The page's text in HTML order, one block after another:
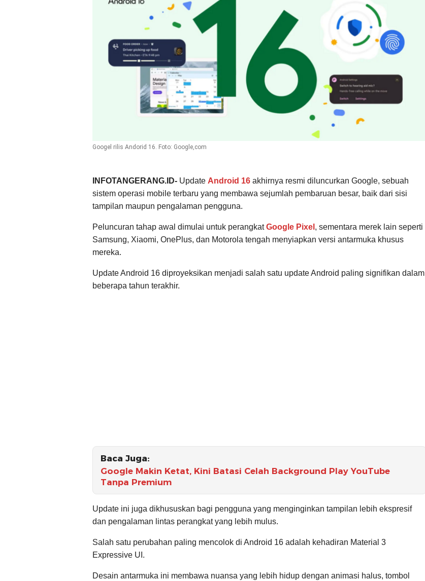
Googel rilis Andorid 16. Foto: Google,com
INFOTANGERANG.ID- Update Android 16 akhirnya resmi diluncurkan Google, sebuah
sistem operasi mobile terbaru yang membawa sejumlah pembaruan besar, baik dari sisi
tampilan maupun pengalaman pengguna.
Peluncuran tahap awal dimulai untuk perangkatGoogle Pixel , sementara merek lain seperti
Samsung, Xiaomi, OnePlus, dan Motorola tengah menyiapkan versi antarmuka khusus
mereka.
Update Android 16 diproyeksikan menjadi salah satu update Android paling signifikan dalam
beberapa tahun terakhir.
Baca Juga:
Google Makin Ketat, Kini Batasi Celah Background Play YouTube
Tanpa Premium
Update ini juga dikhususkan bagi pengguna yang menginginkan tampilan lebih ekspresif
dan pengalaman lintas perangkat yang lebih mulus.
Salah satu perubahan paling mencolok di Android 16 adalah kehadiran Material 3
Expressive UI.
Desain antarmuka ini membawa nuansa yang lebih hidup dengan animasi halus, tombol